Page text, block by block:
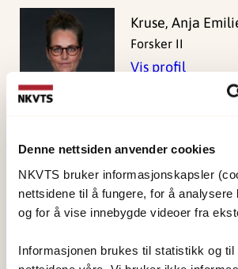
Denne nettsiden anvender cookies
NKVTS bruker informasjonskapsler
nettsidene til å fungere, for å
og for å vise innebygde videoer fra
Informasjonen brukes til statistikk og til
Kruse, Anja
Forsker II
Vis profil
Sist redigert:7. august 2026